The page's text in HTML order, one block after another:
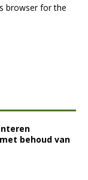
browser for the
behoud van